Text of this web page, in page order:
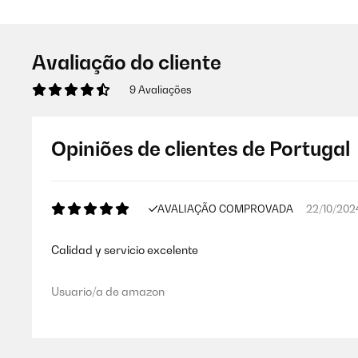
Avaliação do cliente
9 Avaliações
Opiniões de clientes de Portugal
AVALIAÇÃO COMPROVADA 22/10/
Calidad y servicio excelente
Usuario/a de amazon